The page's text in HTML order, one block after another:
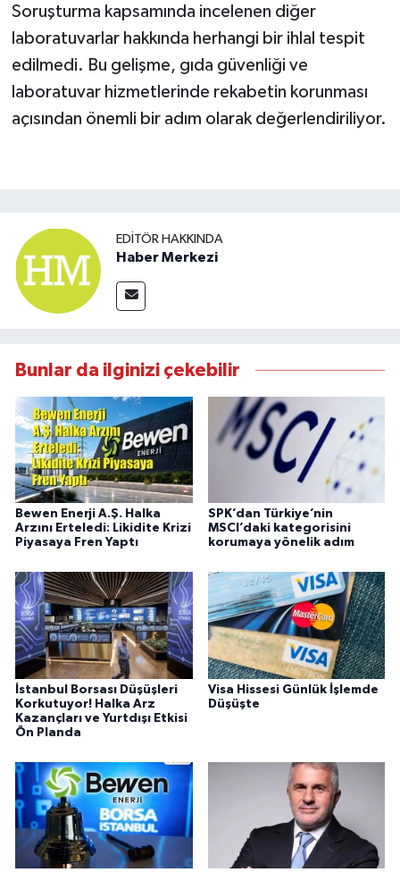
Soruşturma kapsamında incelenen diğer
laboratuvarlar hakkında herhangi bir ihlal tespit
edilmedi. Bu gelişme, gıda güvenliği ve
laboratuvar hizmetlerinde rekabetin korunması
açısından önemli bir adım olarak değerlendiriliyor.
EDITÖR HAKKINDA
Haber Merkezi
Bunlar da ilginizi çekebilir
Bewen Enerji A.Ş. Halka
Arzını Erteledi: Likidite Krizi
Piyasaya Fren Yaptı
SPK’dan Türkiye’nin
MSCI’daki kategorisini
korumaya yönelik adım
İstanbul Borsası Düşüşleri
Korkutuyor! Halka Arz
Kazançları ve Yurtdışı Etkisi
Ön Planda
Visa Hissesi Günlük İşlemde
Düşüşte